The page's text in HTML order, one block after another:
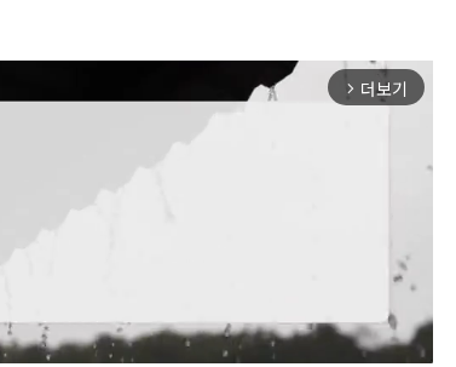
arrow_forward_ios 더보기